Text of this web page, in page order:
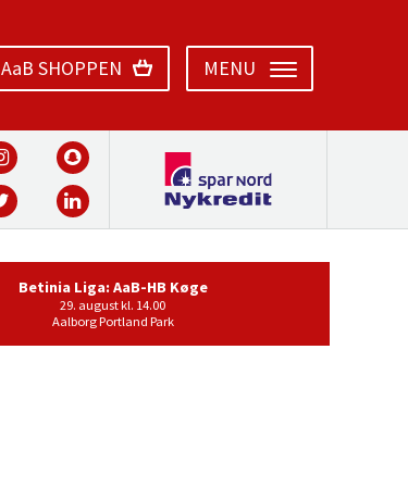
AaB SHOPPEN MENU
Betinia Liga: AaB-HB Køge
29. august kl. 14.00
Aalborg Portland Park